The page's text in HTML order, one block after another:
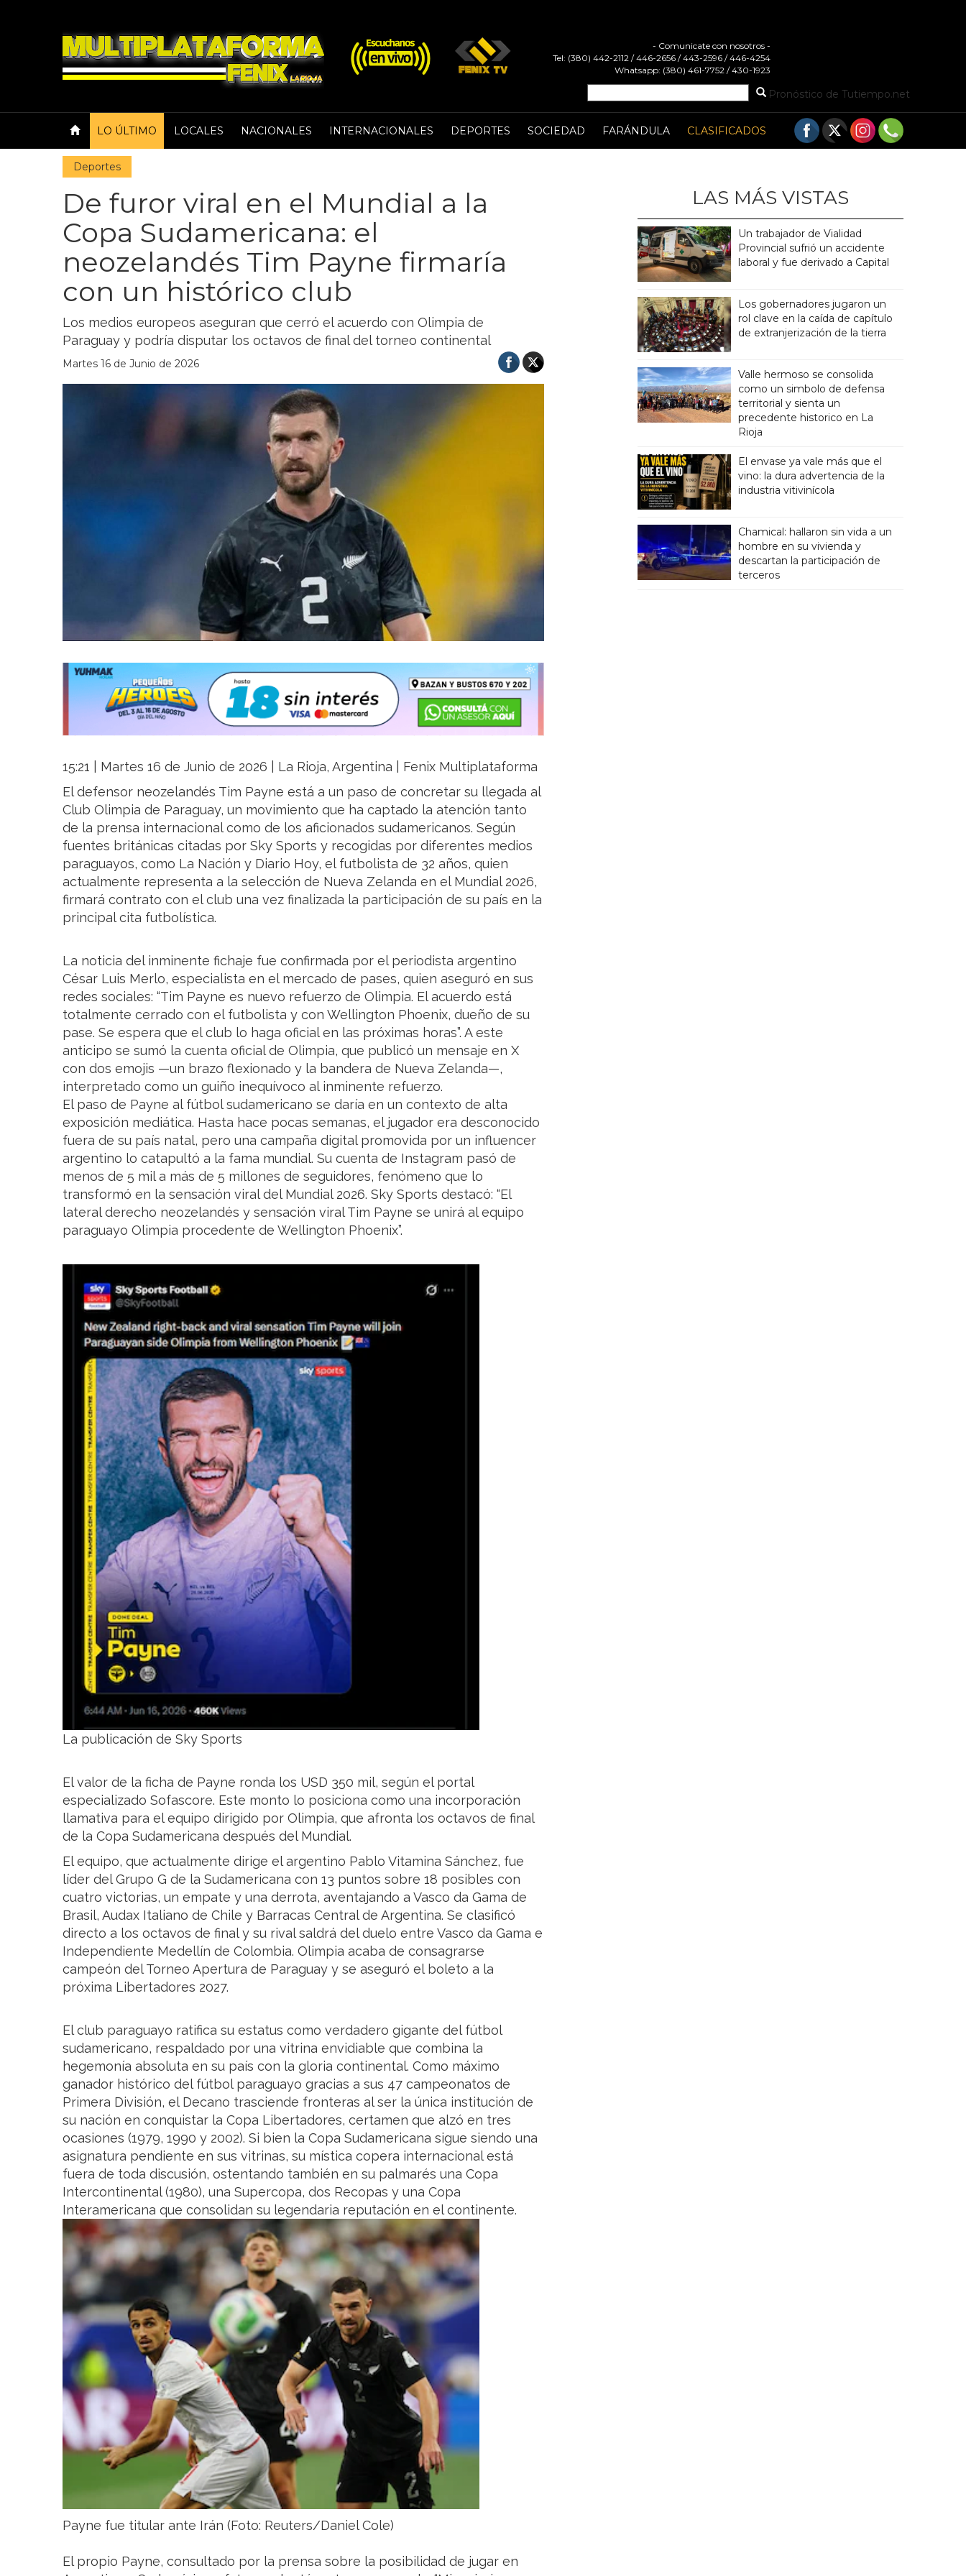
- Comunicate con nosotros -
Tel: (380) 442-2112 / 446-2656 / 443-2596 / 446-4254
Whatsapp: (380) 461-7752 / 430-1923
Pronóstico de Tutiempo.net
LO ÚLTIMO LOCALES NACIONALES INTERNACIONALES DEPORTES SOCIEDAD FARÁNDULA CLASIFICADOS
Deportes
De furor viral en el Mundial a la
Copa Sudamericana: el
neozelandés Tim Payne firmaría
con un histórico club
Los medios europeos aseguran que cerró el acuerdo con Olimpia de
Paraguay y podría disputar los octavos de final del torneo continental
Martes 16 de Junio de 2026
15:21 | Martes 16 de Junio de 2026 | La Rioja, Argentina | Fenix Multiplataforma
El defensor neozelandés Tim Payne está a un paso de concretar su llegada al
Club Olimpia de Paraguay, un movimiento que ha captado la atención tanto
de la prensa internacional como de los aficionados sudamericanos. Según
fuentes británicas citadas por Sky Sports y recogidas por diferentes medios
paraguayos, como La Nación y Diario Hoy, el futbolista de 32 años, quien
actualmente representa a la selección de Nueva Zelanda en el Mundial 2026,
firmará contrato con el club una vez finalizada la participación de su país en la
principal cita futbolística.
La noticia del inminente fichaje fue confirmada por el periodista argentino
César Luis Merlo, especialista en el mercado de pases, quien aseguró en sus
redes sociales: “Tim Payne es nuevo refuerzo de Olimpia. El acuerdo está
totalmente cerrado con el futbolista y con Wellington Phoenix, dueño de su
pase. Se espera que el club lo haga oficial en las próximas horas”. A este
anticipo se sumó la cuenta oficial de Olimpia, que publicó un mensaje en X
con dos emojis —un brazo flexionado y la bandera de Nueva Zelanda—,
interpretado como un guiño inequívoco al inminente refuerzo.
El paso de Payne al fútbol sudamericano se daría en un contexto de alta
exposición mediática. Hasta hace pocas semanas, el jugador era desconocido
fuera de su país natal, pero una campaña digital promovida por un influencer
argentino lo catapultó a la fama mundial. Su cuenta de Instagram pasó de
menos de 5 mil a más de 5 millones de seguidores, fenómeno que lo
transformó en la sensación viral del Mundial 2026. Sky Sports destacó: “El
lateral derecho neozelandés y sensación viral Tim Payne se unirá al equipo
paraguayo Olimpia procedente de Wellington Phoenix”.
La publicación de Sky Sports
El valor de la ficha de Payne ronda los USD 350 mil, según el portal
especializado Sofascore. Este monto lo posiciona como una incorporación
llamativa para el equipo dirigido por Olimpia, que afronta los octavos de final
de la Copa Sudamericana después del Mundial.
El equipo, que actualmente dirige el argentino Pablo Vitamina Sánchez, fue
líder del Grupo G de la Sudamericana con 13 puntos sobre 18 posibles con
cuatro victorias, un empate y una derrota, aventajando a Vasco da Gama de
Brasil, Audax Italiano de Chile y Barracas Central de Argentina. Se clasificó
directo a los octavos de final y su rival saldrá del duelo entre Vasco da Gama e
Independiente Medellín de Colombia. Olimpia acaba de consagrarse
campeón del Torneo Apertura de Paraguay y se aseguró el boleto a la
próxima Libertadores 2027.
El club paraguayo ratifica su estatus como verdadero gigante del fútbol
sudamericano, respaldado por una vitrina envidiable que combina la
hegemonía absoluta en su país con la gloria continental. Como máximo
ganador histórico del fútbol paraguayo gracias a sus 47 campeonatos de
Primera División, el Decano trasciende fronteras al ser la única institución de
su nación en conquistar la Copa Libertadores, certamen que alzó en tres
ocasiones (1979, 1990 y 2002). Si bien la Copa Sudamericana sigue siendo una
asignatura pendiente en sus vitrinas, su mística copera internacional está
fuera de toda discusión, ostentando también en su palmarés una Copa
Intercontinental (1980), una Supercopa, dos Recopas y una Copa
Interamericana que consolidan su legendaria reputación en el continente.
Payne fue titular ante Irán (Foto: Reuters/Daniel Cole)
El propio Payne, consultado por la prensa sobre la posibilidad de jugar en
LAS MÁS VISTAS
Un trabajador de Vialidad
Provincial sufrió un accidente
laboral y fue derivado a Capital
Los gobernadores jugaron un
rol clave en la caída de capítulo
de extranjerización de la tierra
Valle hermoso se consolida
como un simbolo de defensa
territorial y sienta un
precedente historico en La
Rioja
El envase ya vale más que el
vino: la dura advertencia de la
industria vitivinícola
Chamical: hallaron sin vida a un
hombre en su vivienda y
descartan la participación de
terceros